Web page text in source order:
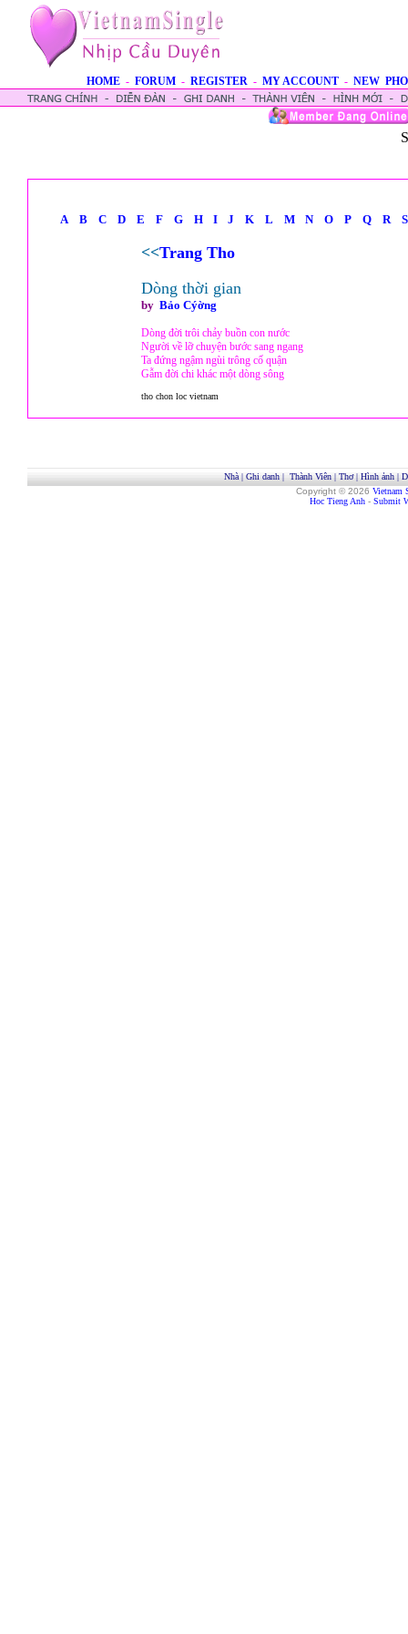
HOME - FORUM - REGISTER - MY ACCOUNT - NEW
A B C D E F G H I J K L M N O P Q R S
<<Trang Tho
Dòng thời gian
by Bảo Cýờng
Dòng đời trôi chảy buồn con nước
Người về lỡ chuyện bước sang ngang
Ta đứng ngậm ngùi trông cố quận
Gẫm đời chi khác một dòng sông
tho chon loc vietnam
Nhà| Ghi danh| Thành Viên| Thơ| Hình ảnh|
Copyright © 2026 Vietnam
Hoc Tieng Anh - Submit